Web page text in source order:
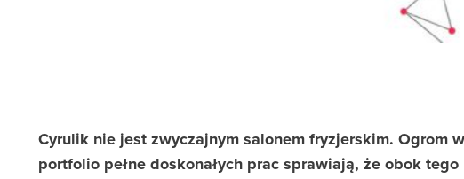
Cyrulik nie jest zwyczajnym salonem fryzjerskim. Ogrom
portfolio pełne doskonałych prac sprawiają, że obok